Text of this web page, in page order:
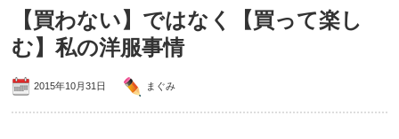
【買わない】ではなく【買って楽し
む】私の洋服事情
2015年10月31日 まぐみ